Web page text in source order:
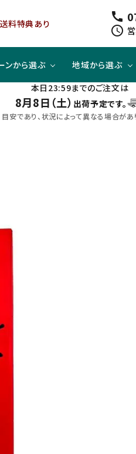
送料特典あり call
schedule
スピリッツ
スピリッツ
旨口×ジュ
ンから選ぶ
晩酌酒と
地域から選ぶ
関東
本日23:59までのご注文は
8月8日（土） 出荷予定です。
目安であり、状況によって異なる場合があ